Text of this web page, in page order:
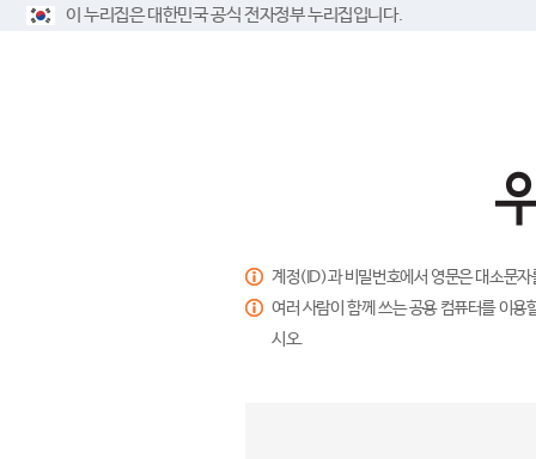
이 누리집은 대한민국 공식 전자정부 누리집입니다.
계정(ID)과 비밀번호에서 영문은 대소문
여러 사람이 함께 쓰는 공용 컴퓨터를 이
시오.